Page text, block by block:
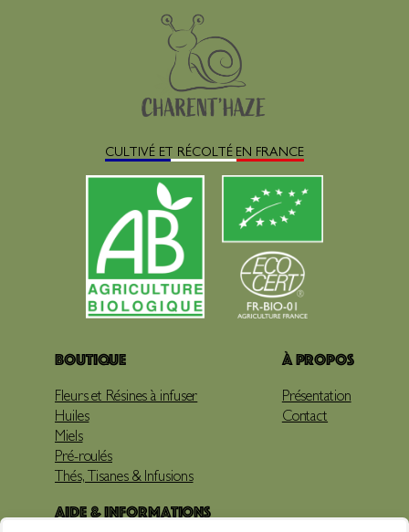
CULTIVÉ ET RÉCOLTÉ EN FRANCE
Boutique
Fleurs et Résines à infuser
Huiles
Miels
Pré-roulés
Thés, Tisanes & Infusions
À propos
Présentation
Contact
Aide & Informations